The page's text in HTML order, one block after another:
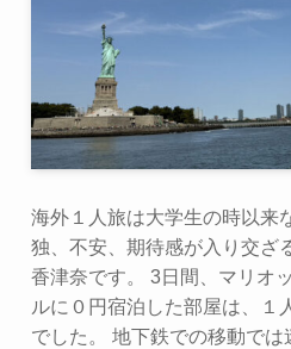
海外１人旅は大学生の時以来
独、不安、期待感が入り交ざ
香津奈です。 3日間、マリオ
ルに０円宿泊した部屋は、１
でした。 地下鉄での移動で